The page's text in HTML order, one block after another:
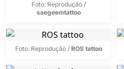
Foto: Reprodução /
saegeemtattoo
Foto: Reprodução / ROS tattoo